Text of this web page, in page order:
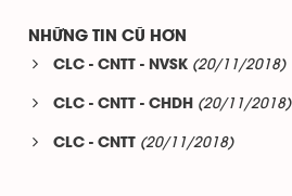
NHỮNG TIN CŨ HƠN
CLC - CNTT - NVSK (20/11/2018)
CLC - CNTT - CHDH (20/11/2018)
CLC - CNTT (20/11/2018)